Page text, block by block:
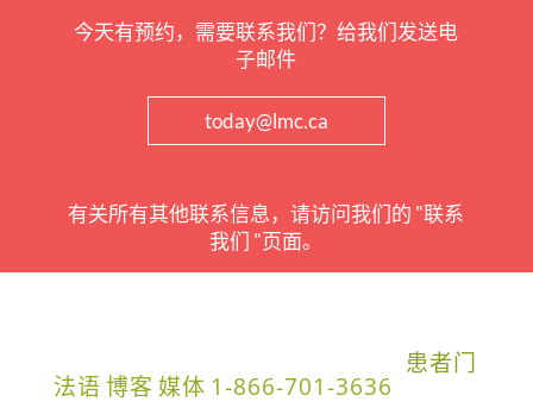
今天有预约，需要联系我们？给我们发送电
子邮件
today@lmc.ca
有关所有其他联系信息，请访问我们的 "联系
我们 "页面。
法语博客 媒体 1-866-701-3636
患者门